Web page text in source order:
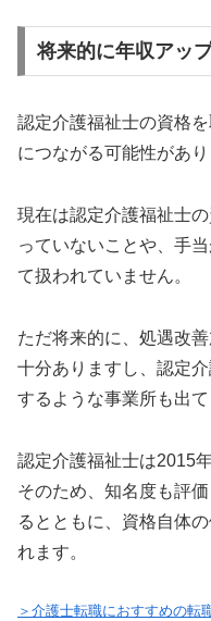
将来的に年収アッ
認定介護福祉士の資格
につながる可能性があり
現在は認定介護福祉士
っていないことや、手
て扱われていません。
ただ将来的に、処遇改
十分ありますし、認定
するような事業所も出て
認定介護福祉士は2015
そのため、知名度も評
るとともに、資格自体
れます。
＞介護士転職におすすめの転